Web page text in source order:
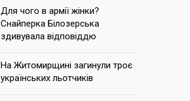
Для чого в армії жінки?
Снайперка Білозерська
здивувала відповіддю
На Житомирщині загинули троє
українських льотчиків